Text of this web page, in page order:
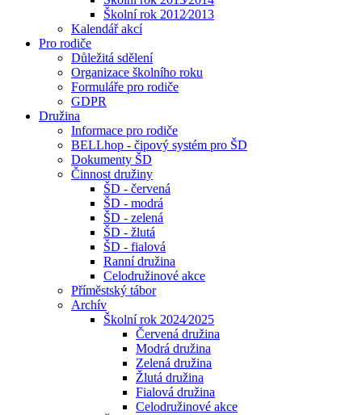
Školní rok 2012⁄2013
Kalendář akcí
Pro rodiče
Důležitá sdělení
Organizace školního roku
Formuláře pro rodiče
GDPR
Družina
Informace pro rodiče
BELLhop - čipový systém pro ŠD
Dokumenty ŠD
Činnost družiny
ŠD - červená
ŠD - modrá
ŠD - zelená
ŠD - žlutá
ŠD - fialová
Ranní družina
Celodružinové akce
Příměstský tábor
Archív
Školní rok 2024⁄2025
Červená družina
Modrá družina
Zelená družina
Žlutá družina
Fialová družina
Celodružinové akce